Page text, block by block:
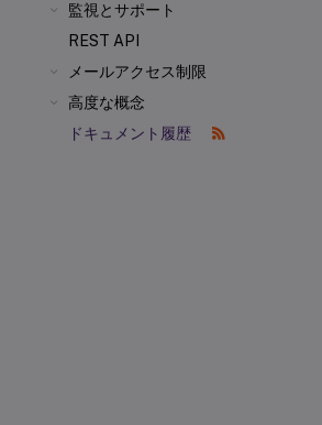
監視とサポート
REST API
メールアクセス制限
高度な概念
ドキュメント履歴